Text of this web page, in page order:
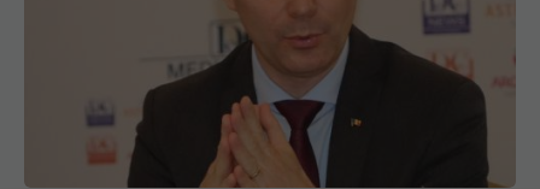
Din 1 septembrie, românii vor avea portofel
digital de sănătate. Ce este "E-Sănătatea Mea" și
ce beneficii aduce pacienților
30 iul 2026, 17:08